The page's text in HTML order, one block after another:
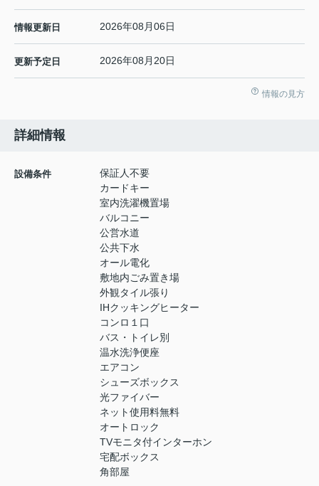
情報更新日 2026年08月06日
更新予定日 2026年08月20日
情報の見方
詳細情報
設備条件
保証人不要
カードキー
室内洗濯機置場
バルコニー
公営水道
公共下水
オール電化
敷地内ごみ置き場
外観タイル張り
IHクッキングヒーター
コンロ１口
バス・トイレ別
温水洗浄便座
エアコン
シューズボックス
光ファイバー
ネット使用料無料
オートロック
TVモニタ付インターホン
宅配ボックス
角部屋